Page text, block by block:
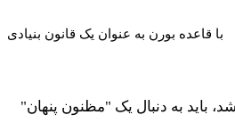
با قاعده بورن به عنوان یک قانون
باید به دنبال یک "مظنون پنهان"